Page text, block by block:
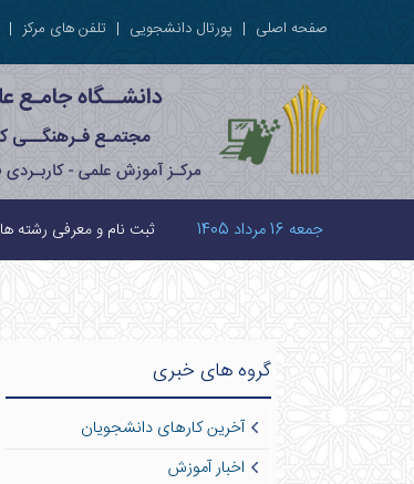
صفحه اصلی | پورتال دانشجویی | تلفن های مرکز |
جمعه 16 مرداد 1405 ثبت نام و معرفی رشته ها
گروه های خبری
آخرین کارهای دانشجویان
اخبار آموزش